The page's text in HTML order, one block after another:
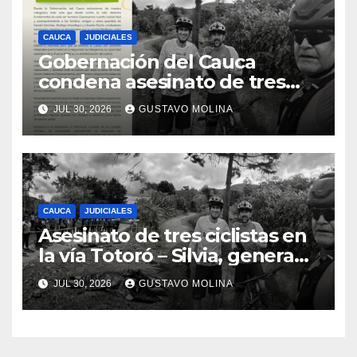
CAUCA JUDICIALES
Gobernación del Cauca
condena asesinato de tres
ciudadanos y exige medidas
urgentes al Gobierno
Nacional
JUL 30, 2026 GUSTAVO MOLINA
CAUCA JUDICIALES
Asesinato de tres ciclistas en
la vía Totoró – Silvia, genera
consternación en el Cauca
JUL 30, 2026 GUSTAVO MOLINA